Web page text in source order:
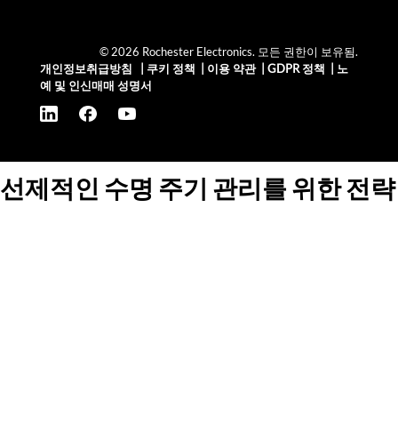
© 2026 Rochester Electronics. 모든 권한이 보유됨.
개인정보취급방침
쿠키 정책 이용 약관| GDPR 정책
노
예 및 인신매매 성명서
선제적인 수명 주기 관리를 위한 전략